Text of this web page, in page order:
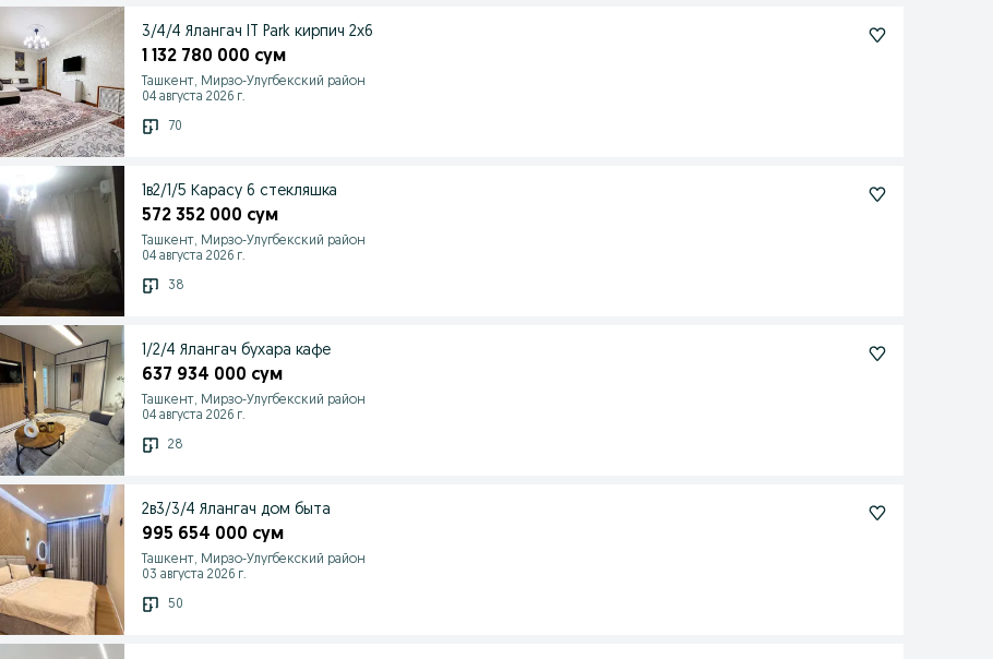
3/4/4 Ялангач IT Park кирпич 2х6
1 132 780 000 сум
Ташкент, Мирзо-Улугбекский район
04 августа 2026 г.
70
1в2/1/5 Карасу 6 стекляшка
572 352 000 сум
Ташкент, Мирзо-Улугбекский район
04 августа 2026 г.
38
1/2/4 Ялангач бухара кафе
637 934 000 сум
Ташкент, Мирзо-Улугбекский район
04 августа 2026 г.
28
2в3/3/4 Ялангач дом быта
995 654 000 сум
Ташкент, Мирзо-Улугбекский район
03 августа 2026 г.
50